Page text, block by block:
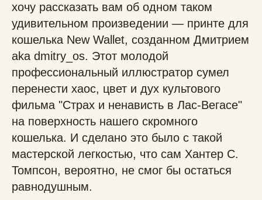
хочу рассказать вам об одном таком
удивительном произведении — принте для
кошелька New Wallet, созданном Дмитрием
aka dmitry_os. Этот молодой
профессиональный иллюстратор сумел
перенести хаос, цвет и дух культового
фильма "Страх и ненависть в Лас-Вегасе"
на поверхность нашего скромного
кошелька. И сделано это было с такой
мастерской легкостью, что сам Хантер С.
Томпсон, вероятно, не смог бы остаться
равнодушным.